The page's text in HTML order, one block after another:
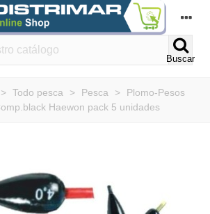
Buscar
> Todo pesca > Pesca >
Plomo-Pesos
Haewon pack 5 unidades